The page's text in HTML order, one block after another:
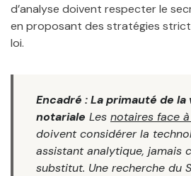
d’analyse doivent respecter le
en proposant des stratégies
loi.
Encadré : La primauté de la
notariale Les notaires face
doivent considérer la
assistant analytique, jamais
substitut. Une recherche du